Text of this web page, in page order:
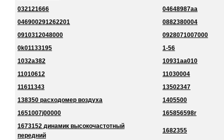
032121666
04648987aa
046900291262201
0882380004
0910312048000
0928071007000
0k01133195
1-56
1032a382
10931aa010
11010612
11030004
11611343
13502347
138350 расходомер воздуха
1405500
1651007j00000
165856598r
1673152 динамик высокочастотный
передний
1682355